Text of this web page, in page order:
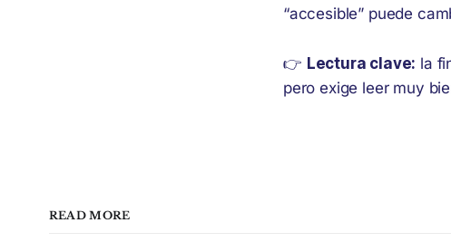
“accesible” puede
👉 Lectura clave: la
pero exige leer muy
READ MORE